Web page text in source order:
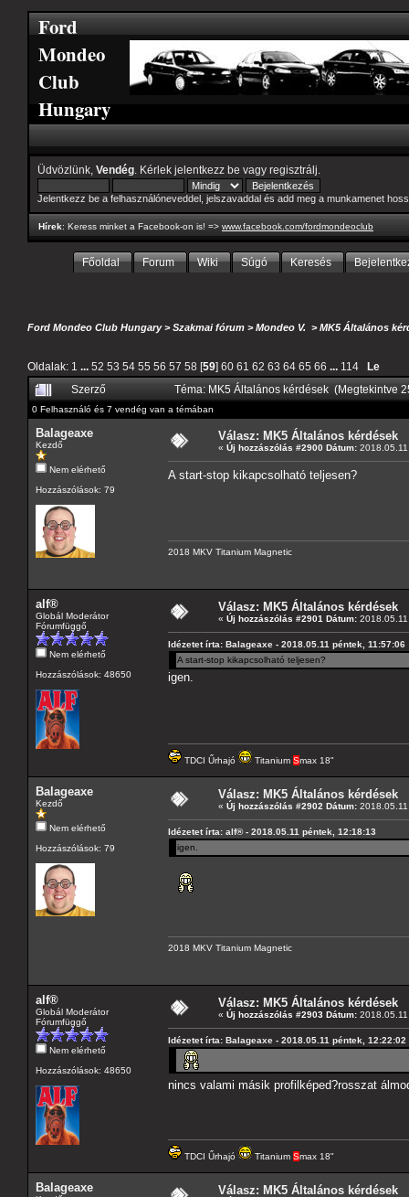
Ford
Mondeo
Club
Hungary
Üdvözlünk, Vendég . Kérlek jelentkezz be vagy regisztrálj
Jelentkezz be a felhasználóneveddel, jelszavaddal és add meg a munkamenet
Hírek: Keress minket a Facebook-on is! => www.facebook.com/fordmondeoclub
Főoldal Forum Wiki Súgó Keresés
Ford Mondeo Club Hungary>Szakmai fórum >Mondeo V. >MK5 Általános
Oldalak: 1 ... 52 53 54 55 56 57 58 [59] 60 61 62 63 64 65 66 ... 114
Le
Szerző
Téma: MK5 Általános kérdések (Megtekintve
0 Felhasználó és 7 vendég van a témában
Balageaxe
Kezdő
Nem elérhető
Hozzászólások: 79
Válasz: MK5 Általános kérdések
« Új hozzászólás #2900 Dátum:
A start-stop kikapcsolható teljesen?
2018 MKV Titanium Magnetic
alf®
Globál Moderátor
Fórumfüggő
Nem elérhető
Hozzászólások: 48650
Válasz: MK5 Általános kérdések
« Új hozzászólás #2901 Dátum:
Idézetet írta: Balageaxe - 2018.05.11 péntek, 11:57:06
A start-stop kikapcsolható teljesen?
igen.
TDCI Űrhajó Titanium Smax 18"
Balageaxe
Kezdő
Nem elérhető
Hozzászólások: 79
Válasz: MK5 Általános kérdések
« Új hozzászólás #2902 Dátum:
Idézetet írta: alf® - 2018.05.11 péntek, 12:18:13
igen.
2018 MKV Titanium Magnetic
alf®
Globál Moderátor
Fórumfüggő
Nem elérhető
Hozzászólások: 48650
Válasz: MK5 Általános kérdések
« Új hozzászólás #2903 Dátum:
Idézetet írta: Balageaxe - 2018.05.11 péntek, 12:22:02
nincs valami másik profilképed?rosszat
TDCI Űrhajó Titanium Smax 18"
Balageaxe Válasz: MK5 Általános kérdések